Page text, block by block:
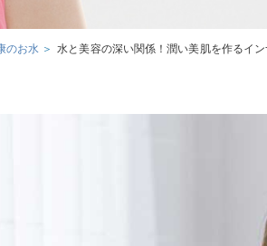
のお水 水と美容の深い関係！潤い美肌を作るイ